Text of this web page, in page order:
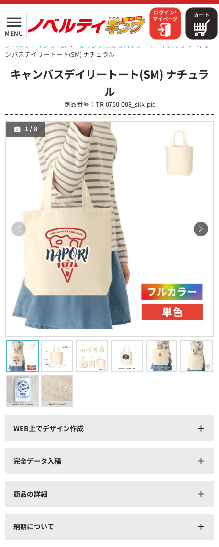
menu
MENU
ノベルティキングTOP > オリジナルエコバッグ・トートバッグ > キャ
ンバスデイリートート(SM) ナチュラル
キャンバスデイリートート(SM) ナチュラ
ル
商品番号：TR-0750-008_silk-pic
1 /8
WEB上でデザイン作成 add
完全データ入稿 add
商品の詳細 add
印刷方法
納期について add